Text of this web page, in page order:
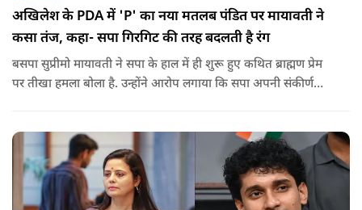
अखिलेश के PDA में 'P' का नया मतलब पंडित पर मायावती ने
कसा तंज, कहा- सपा गिरगिट की तरह बदलती है रंग
बसपा सुप्रीमो मायावती ने सपा के हाल में ही शुरू हुए कथित ब्राह्मण प्रेम
पर तीखा हमला बोला है. उन्होंने आरोप लगाया कि सपा अपनी संकीर्ण